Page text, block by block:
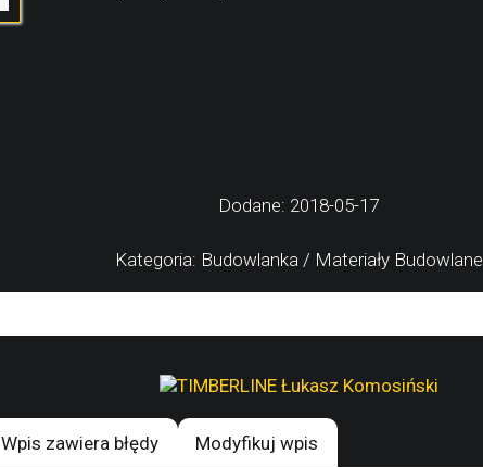
Dodane: 2018-05-17
Kategoria: Budowlanka / Materiały Budowlane
Wpis zawiera błędy Modyfikuj wpis